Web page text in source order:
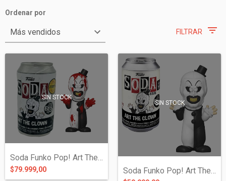
Ordenar por
FILTRAR
SIN STOCK
Soda Funko Pop! Art The Clown Chase - Te...
$79.999,00
SIN STOCK
Soda Funko Pop! Art The Clown - Terrifie...